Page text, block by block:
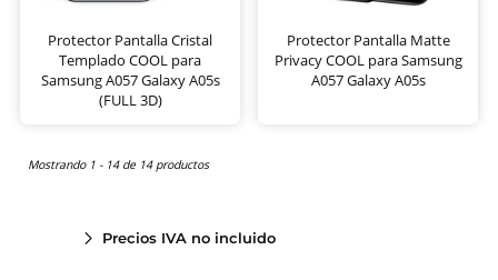
Protector Pantalla Cristal
Templado COOL para
Samsung A057 Galaxy A05s
(FULL 3D)
Protector Pantalla Matte
Privacy COOL para Samsung
A057 Galaxy A05s
Mostrando 1 - 14 de 14 productos
Precios IVA no incluido